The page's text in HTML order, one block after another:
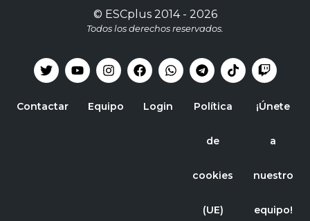
© ESCplus2014 - 2026
Todos los derechos reservados.
Contactar Equipo Login Política
de
cookies
(UE)
¡Únete
a
nuestro
equipo!